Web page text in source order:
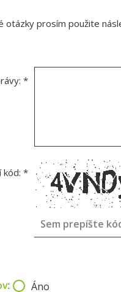
otázky prosím použite
*
kód:*
: Áno